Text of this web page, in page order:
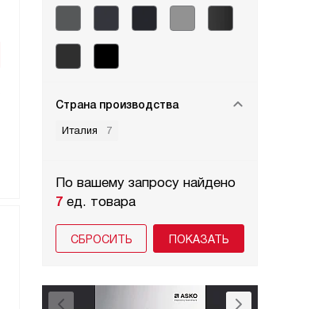
Страна производства
Италия 7
По вашему запросу найдено
7 ед. товара
СБРОСИТЬ